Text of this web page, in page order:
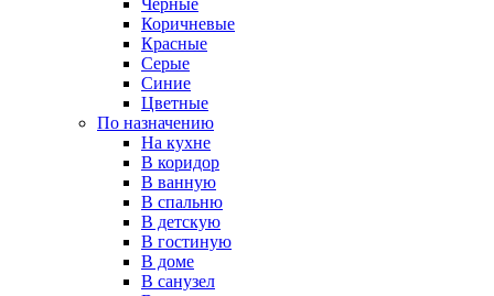
Черные
Коричневые
Красные
Серые
Синие
Цветные
По назначению
На кухне
В коридор
В ванную
В спальню
В детскую
В гостиную
В доме
В санузел